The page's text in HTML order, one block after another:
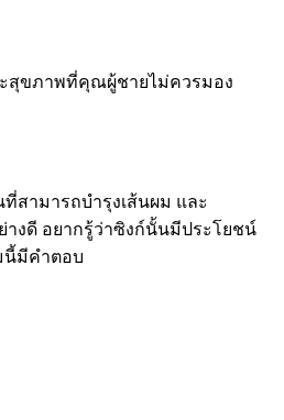
ะสุขภาพที่คุณผู้ชายไม่ควรมอง
สามารถบำรุงเส้นผม และ
งดี อยากรู้ว่าซิงก์นั้นมีประโยชน์
นี้มีคำตอบ